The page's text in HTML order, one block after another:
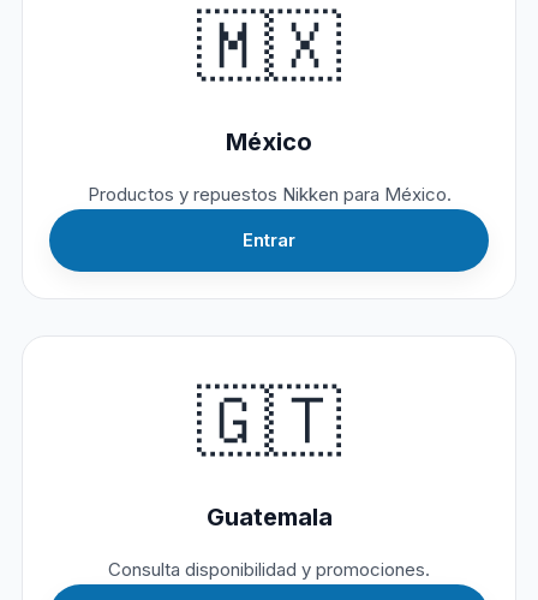
🇲🇽
México
Productos y repuestos Nikken para México.
Entrar
🇬🇹
Guatemala
Consulta disponibilidad y promociones.